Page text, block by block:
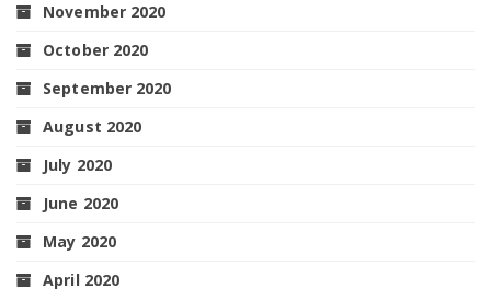
November 2020
October 2020
September 2020
August 2020
July 2020
June 2020
May 2020
April 2020